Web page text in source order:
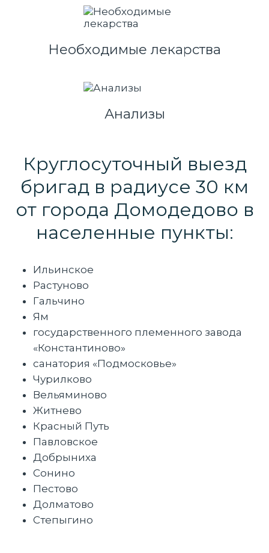
Необходимые лекарства
Анализы
Круглосуточный выезд
бригад в радиусе 30 км
от города Домодедово в
населенные пункты:
Ильинское
Растуново
Гальчино
Ям
государственного племенного завода
«Константиново»
санатория «Подмосковье»
Чурилково
Вельяминово
Житнево
Красный Путь
Павловское
Добрыниха
Сонино
Пестово
Долматово
Степыгино